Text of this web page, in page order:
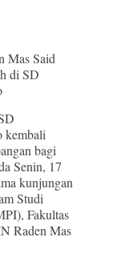
Mas Said
di SD
kembali
bagi
Senin, 17
kunjungan
Studi
Fakultas
Raden Mas